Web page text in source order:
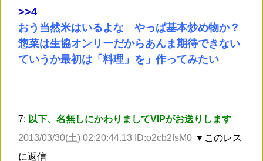
>>4
おう当然米はいるよな やっぱ基本炒め物か？
惣菜は生協オンリーだからあんま期待できない
ていうか最初は「料理」を」作ってみたい
7: 以下、名無しにかわりましてVIPがお送りします
2013/03/30(土) 02:20:44.13 ID:o2cb2fsM0 ▼このレス
に返信